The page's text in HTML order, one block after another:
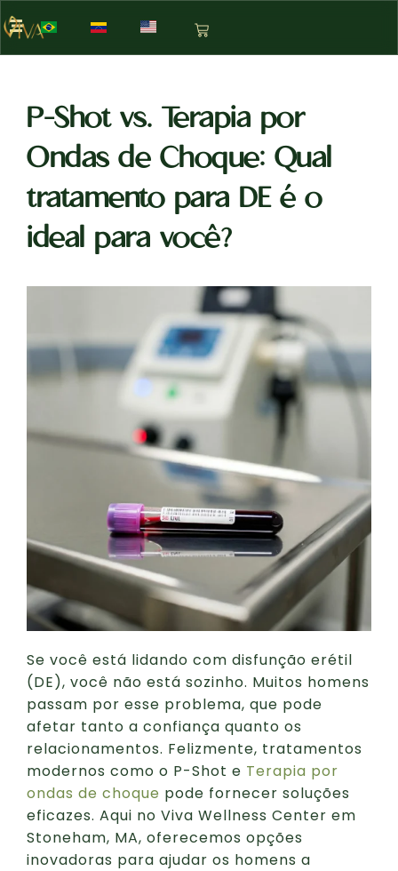
P-Shot vs. Terapia por
Ondas de Choque: Qual
tratamento para DE é o
ideal para você?
Se você está lidando com disfunção erétil
(DE), você não está sozinho. Muitos homens
passam por esse problema, que pode
afetar tanto a confiança quanto os
relacionamentos. Felizmente, tratamentos
modernos como o P-Shot e Terapia por
ondas de choque pode fornecer soluções
eficazes. Aqui no Viva Wellness Center em
Stoneham, MA, oferecemos opções
inovadoras para ajudar os homens a